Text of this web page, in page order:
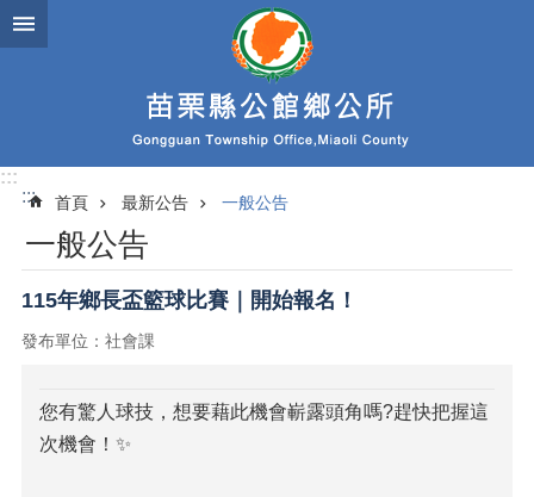
跳到主要內容區塊
:::
:::
首頁 最新公告 一般公告
一般公告
115年鄉長盃籃球比賽｜開始報名！
發布單位：社會課
您有驚人球技，想要藉此機會嶄露頭角嗎?趕快把握這
次機會！✨